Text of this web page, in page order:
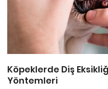
Köpeklerde Diş
Yöntemleri